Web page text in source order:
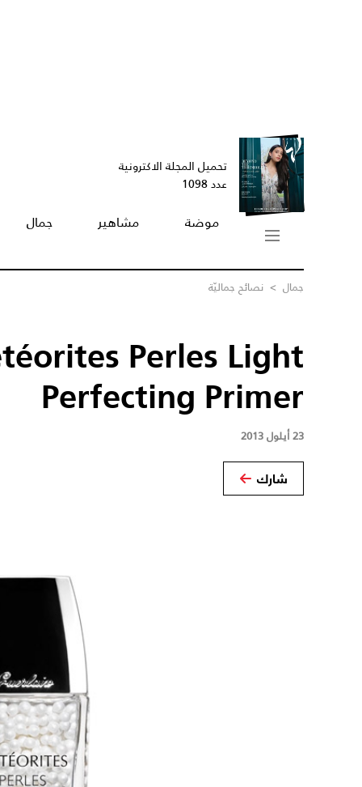
تحميل المجلة الاكترونية
عدد 1098
موضة مشاهير جمال
جمال > نصائح جماليّة
Perles Light
Perfecting Primer
23 أيلول 2013
شارك